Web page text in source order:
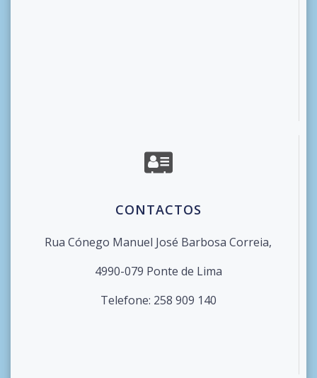
CONTACTOS
Rua Cónego Manuel José Barbosa Correia,
4990-079 Ponte de Lima
Telefone: 258 909 140